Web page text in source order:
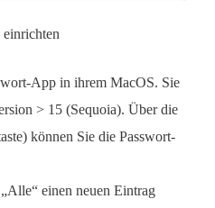
App in ihrem MacOS. Sie
> 15 (Sequoia). Über die
können Sie die Passwort-
einen neuen Eintrag